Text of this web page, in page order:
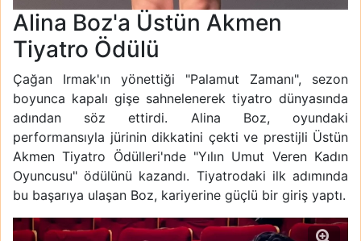
Alina Boz'a Üstün Akmen
Tiyatro Ödülü
Çağan Irmak'ın yönettiği "Palamut Zamanı", sezon
boyunca kapalı gişe sahnelenerek tiyatro dünyasında
adından söz ettirdi. Alina Boz, oyundaki
performansıyla jürinin dikkatini çekti ve prestijli Üstün
Akmen Tiyatro Ödülleri'nde "Yılın Umut Veren Kadın
Oyuncusu" ödülünü kazandı. Tiyatrodaki ilk adımında
bu başarıya ulaşan Boz, kariyerine güçlü bir giriş yaptı.